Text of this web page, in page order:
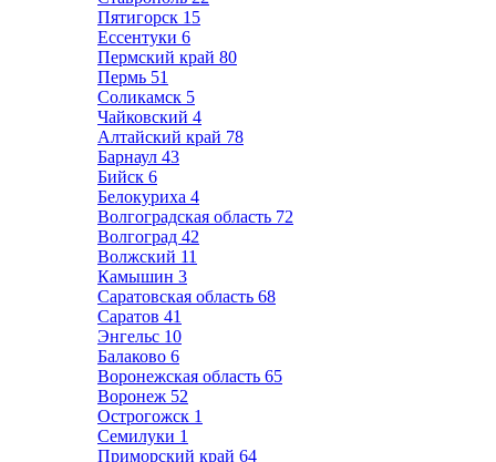
Пятигорск 15
Ессентуки 6
Пермский край 80
Пермь 51
Соликамск 5
Чайковский 4
Алтайский край 78
Барнаул 43
Бийск 6
Белокуриха 4
Волгоградская область 72
Волгоград 42
Волжский 11
Камышин 3
Саратовская область 68
Саратов 41
Энгельс 10
Балаково 6
Воронежская область 65
Воронеж 52
Острогожск 1
Семилуки 1
Приморский край 64